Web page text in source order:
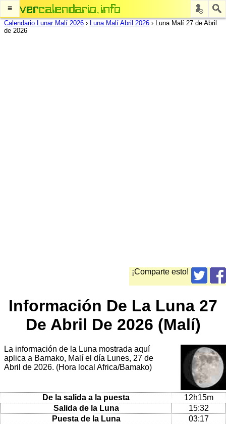
≡
Calendario Lunar Malí 2026 › Luna Malí Abril 2026 › Luna Malí 27 de Abril
de 2026
¡Comparte esto!
Información De La Luna 27
De Abril De 2026 (Malí)
La información de la Luna mostrada aquí
aplica a Bamako, Malí el día Lunes, 27 de
Abril de 2026. (Hora local Africa/Bamako)
De la salida a la puesta
12h15m
Salida de la Luna
15:32
Puesta de la Luna
03:17